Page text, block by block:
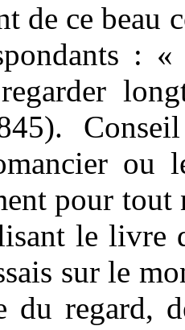
de ce beau
:
ou
pour
le livre
sur le
du regard,